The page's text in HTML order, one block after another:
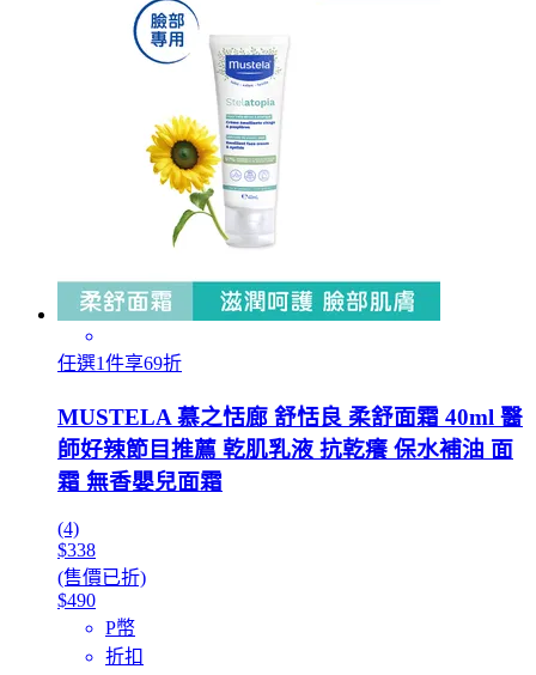
任選1件享69折
MUSTELA 慕之恬廊 舒恬良 柔舒面霜 40ml 醫
師好辣節目推薦 乾肌乳液 抗乾癢 保水補油 面
霜 無香嬰兒面霜
(4)
$338
(售價已折)
$490
P幣
折扣